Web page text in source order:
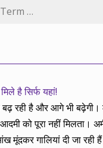
है सिर्फ यहां!
बढ़ रही है और आगे भी
को पूरा नहीं मिलता।
मूंदकर गालियां दी जा